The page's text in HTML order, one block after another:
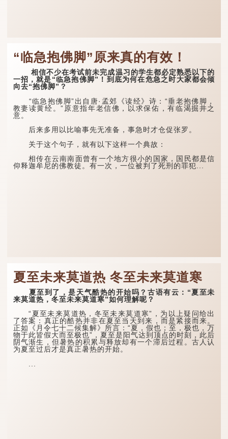
“临急抱佛脚”原来真的有效！
相信不少在考试前未完成温习的学生都必定熟悉以下的
一招，就是“临急抱佛脚”！到底为何在危急之时大家都会倾
向去“抱佛脚”？
“临急抱佛脚”出自唐·孟郊《读经》诗：“垂老抱佛脚，
教妻读黄经。”原意指年老信佛，以求保佑，有临渴掘井之
意。
后来多用以比喻事先无准备，事急时才仓促张罗。
关于这个句子，就有以下这样一个典故：
相传在云南南面曾有一个地方很小的国家，国民都是信
仰释迦牟尼的佛教徒。有一次，一位被判了死刑的罪犯...
夏至未来莫道热 冬至未来莫道寒
夏至到了，是天气酷热的开始吗？古语有云：“夏至未
来莫道热，冬至未来莫道寒”如何理解呢？
“夏至未来莫道热，冬至未来莫道寒”，为以上疑问给出
了答案：真正的酷热并非在夏至当天到来，而是紧接而来。
正如《月令七十二候集解》所言：“夏，假也；至，极也，万
物于此皆假大而至极也”，夏至是阳气达到顶点的时刻，此后
阴气渐生，但暑热的积累与释放却有一个滞后过程。古人认
为夏至过后才是真正暑热的开始。